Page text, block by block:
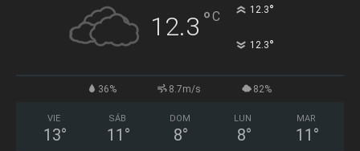
12.3 °C 12.3°
12.3°
36% 8.7m/s 82%
VIE
13°
SÁB
11 °
DOM
8°
LUN
8°
MAR
11 °